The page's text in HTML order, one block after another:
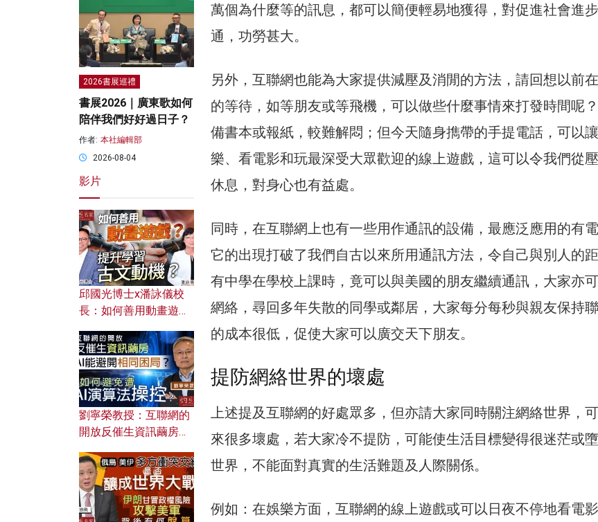
萬個為什麼等的訊息，都可以簡便輕易地獲得，對促進社會進
通，功勞甚大。
另外，互聯網也能為大家提供減壓及消閒的方法，請回想以前
的等待，如等朋友或等飛機，可以做些什麼事情來打發時間呢
備書本或報紙，較難解悶；但今天隨身擕帶的手提電話，可以
樂、看電影和玩最深受大眾歡迎的線上遊戲，這可以令我們從
休息，對身心也有益處。
同時，在互聯網上也有一些用作通訊的設備，最應泛應用的有
它的出現打破了我們自古以來所用通訊方法，令自己與別人的距
有中學在學校上課時，竟可以與美國的朋友繼續通訊，大家亦
網絡，尋回多年失散的同學或鄰居，大家每分每秒與親友保持
的成本很低，促使大家可以廣交天下朋友。
提防網絡世界的壞處
上述提及互聯網的好處眾多，但亦請大家同時關注網絡世界，
來很多壞處，若大家冷不提防，可能使生活目標變得很迷茫或
世界，不能面對真實的生活難題及人際關係。
例如：在娛樂方面，互聯網的線上遊戲或可以日夜不停地看電
2026書展巡禮
書展2026｜廣東歌如何
陪伴我們好好過日子？
作者: 本社編輯部
2026-08-04
影片
邱國光博士x潘詠儀校
長：如何善用動畫遊戲
劉寧榮教授：互聯網的
開放反催生資訊繭房，
何避免遭AI演算法操
控？